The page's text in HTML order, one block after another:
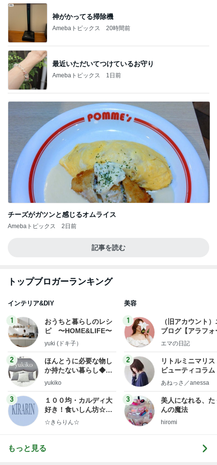
神がかってる掃除機
Amebaトピックス 20時間前
最近いただいてつけているお守り
Amebaトピックス 1日前
チーズがガツンと感じるオムライス
Amebaトピックス 2日前
記事を読む
トップブロガーランキング
インテリア&DIY
1
おうちと暮らしのレシ
ピ 〜HOME&LIFE〜
yuki (ドキ子）
2
ほんとうに必要な物し
か持たない暮らし◆Ke
ep Life Simple◆〜イ
yukiko
3
１００均・カルディ大
好き！食いしん坊☆き
らりん☆のブログ
☆きらりん☆
美容
1
（旧アカウント
ブログ【アラフォ
社売却セカンドラ
エマの日記
2
リトルミニマリス
ビューティコラ
little
あねっさ／anessa
3
美人になれる、た
んの魔法
hiromi
もっと見る